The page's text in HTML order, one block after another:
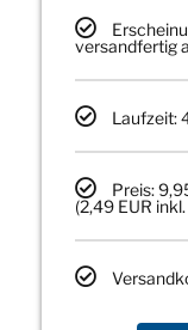
versandfertig
Laufzeit:
Preis:
(2,49 EUR